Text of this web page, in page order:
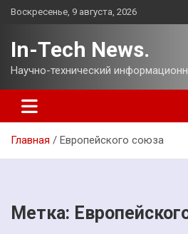
Перейти
Воскресенье, 9 августа, 2026
In-Tech News.
Научно-технический
Главная Европейского союза
Метка: